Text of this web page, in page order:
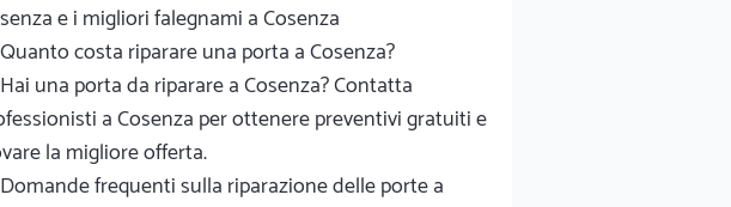
e i migliori falegnami a Cosenza
Quanto costa riparare una porta a Cosenza?
Hai una porta da riparare a Cosenza? Contatta
a Cosenza per ottenere preventivi gratuiti e
la migliore offerta.
Domande frequenti sulla riparazione delle porte a